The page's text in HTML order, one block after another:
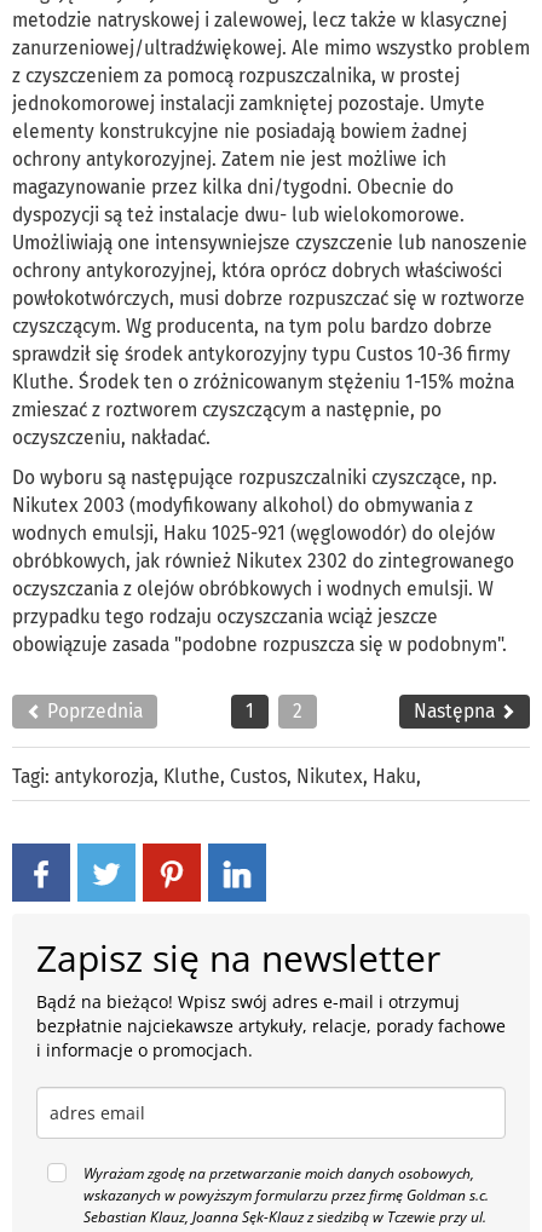
metodzie natryskowej i zalewowej, lecz także w klasycznej
zanurzeniowej/ultradźwiękowej. Ale mimo wszystko problem
z czyszczeniem za pomocą rozpuszczalnika, w prostej
jednokomorowej instalacji zamkniętej pozostaje. Umyte
elementy konstrukcyjne nie posiadają bowiem żadnej
ochrony antykorozyjnej. Zatem nie jest możliwe ich
magazynowanie przez kilka dni/tygodni. Obecnie do
dyspozycji są też instalacje dwu- lub wielokomorowe.
Umożliwiają one intensywniejsze czyszczenie lub nanoszenie
ochrony antykorozyjnej, która oprócz dobrych właściwości
powłokotwórczych, musi dobrze rozpuszczać się w roztworze
czyszczącym. Wg producenta, na tym polu bardzo dobrze
sprawdził się środek antykorozyjny typu Custos 10-36 firmy
Kluthe. Środek ten o zróżnicowanym stężeniu 1-15% można
zmieszać z roztworem czyszczącym a następnie, po
oczyszczeniu, nakładać.
Do wyboru są następujące rozpuszczalniki czyszczące, np.
Nikutex 2003 (modyfikowany alkohol) do obmywania z
wodnych emulsji, Haku 1025-921 (węglowodór) do olejów
obróbkowych, jak również Nikutex 2302 do zintegrowanego
oczyszczania z olejów obróbkowych i wodnych emulsji. W
przypadku tego rodzaju oczyszczania wciąż jeszcze
obowiązuje zasada "podobne rozpuszcza się w podobnym".
Poprzednia 1 2 Następna
Tagi: antykorozja, Kluthe, Custos, Nikutex, Haku,
Zapisz się na newsletter
Bądź na bieżąco! Wpisz swój adres e-mail i otrzymuj
bezpłatnie najciekawsze artykuły, relacje, porady fachowe
i informacje o promocjach.
Wyrażam zgodę na przetwarzanie moich danych osobowych,
wskazanych w powyższym formularzu przez firmę Goldman s.c.
Sebastian Klauz, Joanna Sęk-Klauz z siedzibą w Tczewie przy ul.